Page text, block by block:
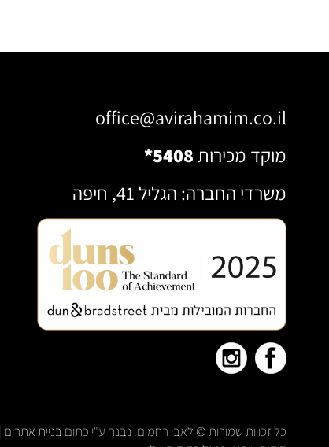
office@avirahamim.co.il
מוקד מכירות*5408
משרדי החברה: הגליל 41, חיפה
כל זכויות שמורות © לאבי רחמים. נבנה ע"י כתום בניית אתרים |